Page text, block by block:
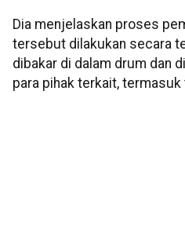
Dia menjelaskan proses
tersebut dilakukan secara
dibakar di dalam drum dan
para pihak terkait, termasuk